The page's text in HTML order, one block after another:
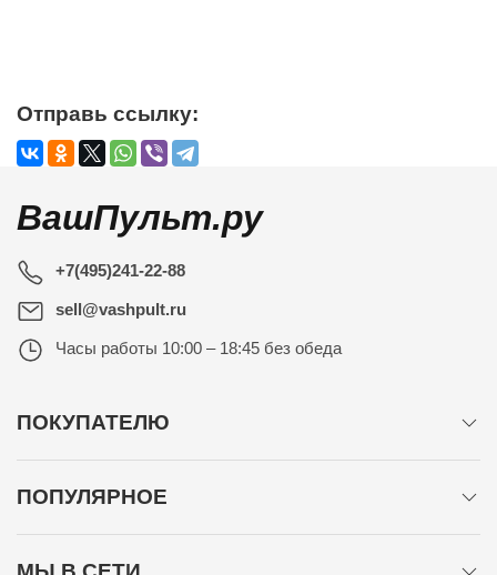
Отправь ссылку:
ВашПульт.ру
+7(495)241-22-88
sell@vashpult.ru
Часы работы 10:00 – 18:45 без обеда
ПОКУПАТЕЛЮ
ПОПУЛЯРНОЕ